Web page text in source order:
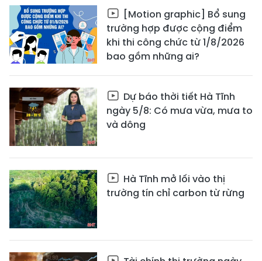
[Motion graphic] Bổ sung
trường hợp được cộng điểm
khi thi công chức từ 1/8/2026
bao gồm những ai?
Dự báo thời tiết Hà Tĩnh
ngày 5/8: Có mưa vừa, mưa to
và dông
Hà Tĩnh mở lối vào thị
trường tín chỉ carbon từ rừng